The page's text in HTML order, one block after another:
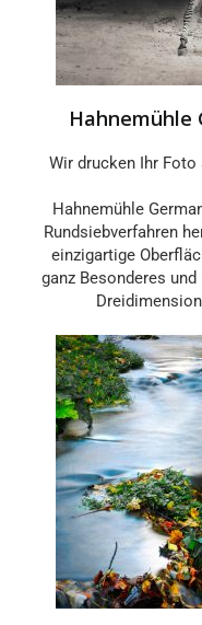
Hahnemühle
Wir drucken Ihr
Hahnemühle
Rundsiebverfahren
einzigartige
ganz Besonderes